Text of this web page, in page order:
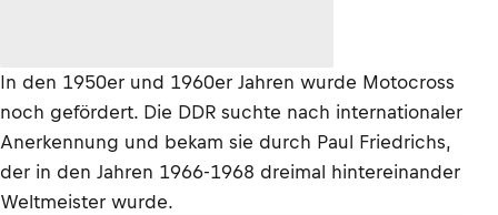
In den 1950er und 1960er Jahren wurde Motocross
noch gefördert. Die DDR suchte nach internationaler
Anerkennung und bekam sie durch Paul Friedrichs,
der in den Jahren 1966-1968 dreimal hintereinander
Weltmeister wurde.